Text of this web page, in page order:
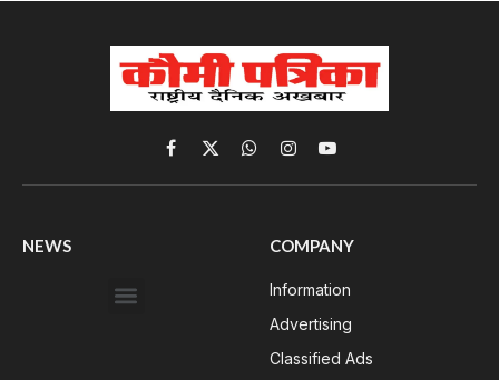
Facebook
X
(Twitter)
WhatsApp
InstagramYouTube
NEWS COMPANY
Information
Advertising
Classified Ads